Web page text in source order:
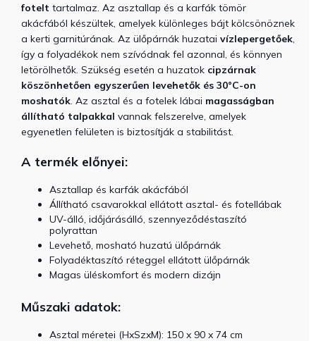
fotelt tartalmaz. Az asztallap és a karfák tömör
akácfából készültek, amelyek különleges bájt kölcsönöznek
a kerti garnitúrának. Az ülőpárnák huzatai vízlepergetőek,
így a folyadékok nem szívódnak fel azonnal, és könnyen
letörölhetők. Szükség esetén a huzatok cipzárnak
köszönhetően egyszerűen levehetők és 30°C-on
moshatók. Az asztal és a fotelek lábai magasságban
állítható talpakkal vannak felszerelve, amelyek
egyenetlen felületen is biztosítják a stabilitást.
A termék előnyei:
Asztallap és karfák akácfából
Állítható csavarokkal ellátott asztal- és fotellábak
UV-álló, időjárásálló, szennyeződéstaszító
polyrattan
Levehető, mosható huzatú ülőpárnák
Folyadéktaszító réteggel ellátott ülőpárnák
Magas üléskomfort és modern dizájn
Műszaki adatok:
Asztal méretei (HxSzxM): 150 x 90 x 74 cm